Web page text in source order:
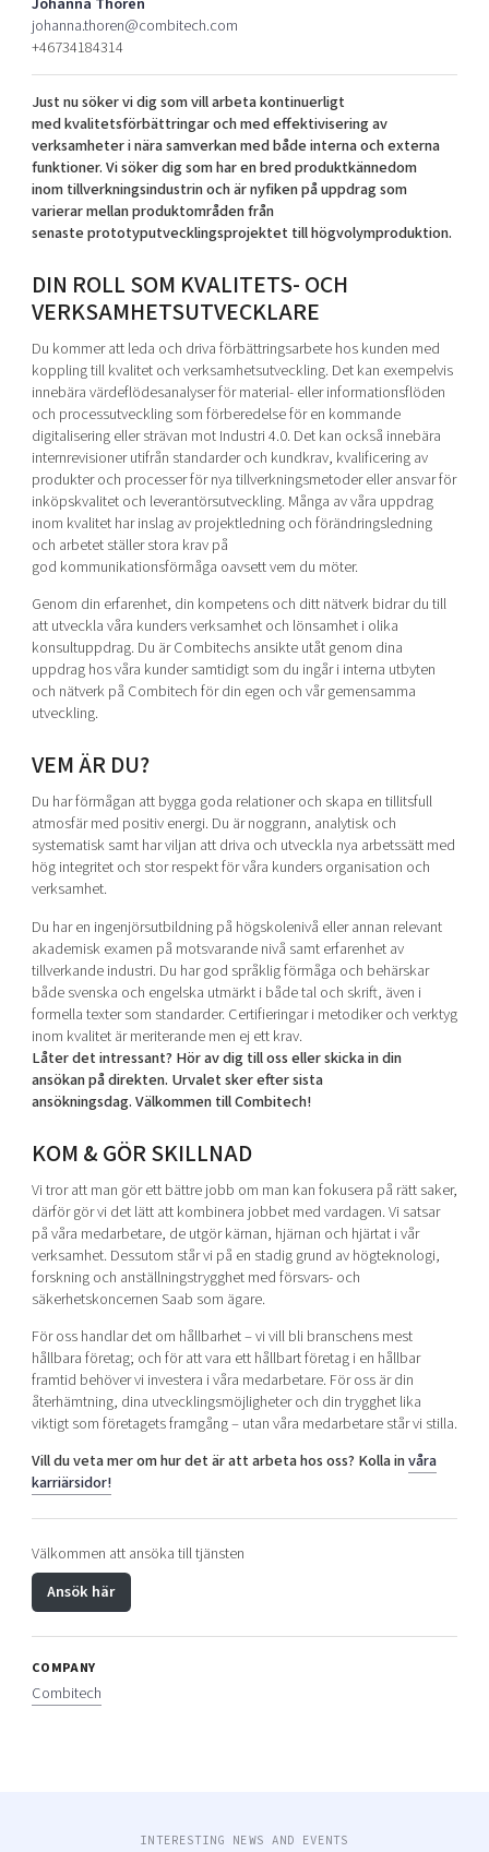
Shaping cities and regions
Bright East
East Sweden Tech Women
Reversed mentorship
Upscaling
Talent & skills
Startup & industry collaboration
Offers to boost your business
Funding opportunities
Our community of companies
Projects
Publications
Project toolbox
Our clusters
Reach out to us
Locations
Today's lunch in Mjärdevi
johanna.thoren@combitech.com
+46734184314
Just nu söker vi dig som vill arbeta kontinuerligt
med kvalitetsförbättringar och med effektivisering av
verksamheter i nära samverkan med både interna och externa
funktioner. Vi söker dig som har en bred produktkännedom
inom tillverkningsindustrin och är nyfiken på uppdrag som
varierar mellan produktområden från
senaste prototyputvecklingsprojektet till högvolymproduktion.
DIN ROLL SOM KVALITETS- OCH
VERKSAMHETSUTVECKLARE
Du kommer att leda och driva förbättringsarbete hos kunden med
koppling till kvalitet och verksamhetsutveckling. Det kan exempelvis
innebära värdeflödesanalyser för material- eller informationsflöden
och processutveckling som förberedelse för en kommande
digitalisering eller strävan mot Industri 4.0. Det kan också innebära
internrevisioner utifrån standarder och kundkrav, kvalificering av
produkter och processer för nya tillverkningsmetoder eller ansvar för
inköpskvalitet och leverantörsutveckling. Många av våra uppdrag
inom kvalitet har inslag av projektledning och förändringsledning
och arbetet ställer stora krav på
god kommunikationsförmåga oavsett vem du möter.
Genom din erfarenhet, din kompetens och ditt nätverk bidrar du till
att utveckla våra kunders verksamhet och lönsamhet i olika
konsultuppdrag. Du är Combitechs ansikte utåt genom dina
uppdrag hos våra kunder samtidigt som du ingår i interna utbyten
och nätverk på Combitech för din egen och vår gemensamma
utveckling.
VEM ÄR DU?
Du har förmågan att bygga goda relationer och skapa en tillitsfull
atmosfär med positiv energi. Du är noggrann, analytisk och
systematisk samt har viljan att driva och utveckla nya arbetssätt med
hög integritet och stor respekt för våra kunders organisation och
verksamhet.
Du har en ingenjörsutbildning på högskolenivå eller annan relevant
akademisk examen på motsvarande nivå samt erfarenhet av
tillverkande industri. Du har god språklig förmåga och behärskar
både svenska och engelska utmärkt i både tal och skrift, även i
formella texter som standarder. Certifieringar i metodiker och verktyg
inom kvalitet är meriterande men ej ett krav.
Låter det intressant? Hör av dig till oss eller skicka in din
ansökan på direkten. Urvalet sker efter sista
ansökningsdag. Välkommen till Combitech!
KOM & GÖR SKILLNAD
Vi tror att man gör ett bättre jobb om man kan fokusera på rätt saker,
därför gör vi det lätt att kombinera jobbet med vardagen. Vi satsar
på våra medarbetare, de utgör kärnan, hjärnan och hjärtat i vår
verksamhet. Dessutom står vi på en stadig grund av högteknologi,
forskning och anställningstrygghet med försvars- och
säkerhetskoncernen Saab som ägare.
För oss handlar det om hållbarhet – vi vill bli branschens mest
hållbara företag; och för att vara ett hållbart företag i en hållbar
framtid behöver vi investera i våra medarbetare. För oss är din
återhämtning, dina utvecklingsmöjligheter och din trygghet lika
viktigt som företagets framgång – utan våra medarbetare står vi stilla.
Vill du veta mer om hur det är att arbeta hos oss? Kolla invåra
karriärsidor!
Välkommen att ansöka till tjänsten
Ansök här
COMPANY
Combitech
INTERESTING NEWS AND EVENTS